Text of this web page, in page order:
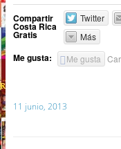
Compartir
Costa Rica
Gratis
Twitter
Más
Me gusta: Me gusta
11 junio, 2013